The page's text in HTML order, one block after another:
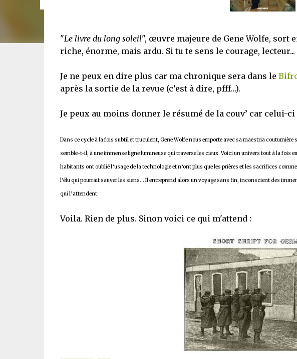
"Le livre du long soleil", œuvre majeure de Gene Wolfe, sort
riche, énorme, mais ardu. Si tu te sens le courage, lecteur...
Je ne peux en dire plus car ma chronique sera dans le
après la sortie de la revue (c’est à dire, pfff…).
Je peux au moins donner le résumé de la couv’ car celui-
Dans ce cycle à la fois subtil et truculent, Gene Wolfe nous emporte avec sa maestria
semble-t-il, à une immense ligne lumineuse qui traverse les cieux. Voici un univers tout à la fois
habitants ont oublié l’usage de la technologie et n’ont plus que les prières et les sacrifices
l’élu qui pourrait sauver les siens… Il entreprend alors un voyage sans fin, inconscient des
qui l’attendent.
Voila. Rien de plus. Sinon voici ce qui m'attend :